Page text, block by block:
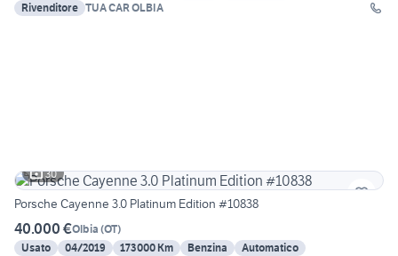
Rivenditore TUA CAR OLBIA
30
Porsche Cayenne 3.0 Platinum Edition #10838
40.000 €Olbia (OT)
Usato
04/2019 173000 Km Benzina
Automatico